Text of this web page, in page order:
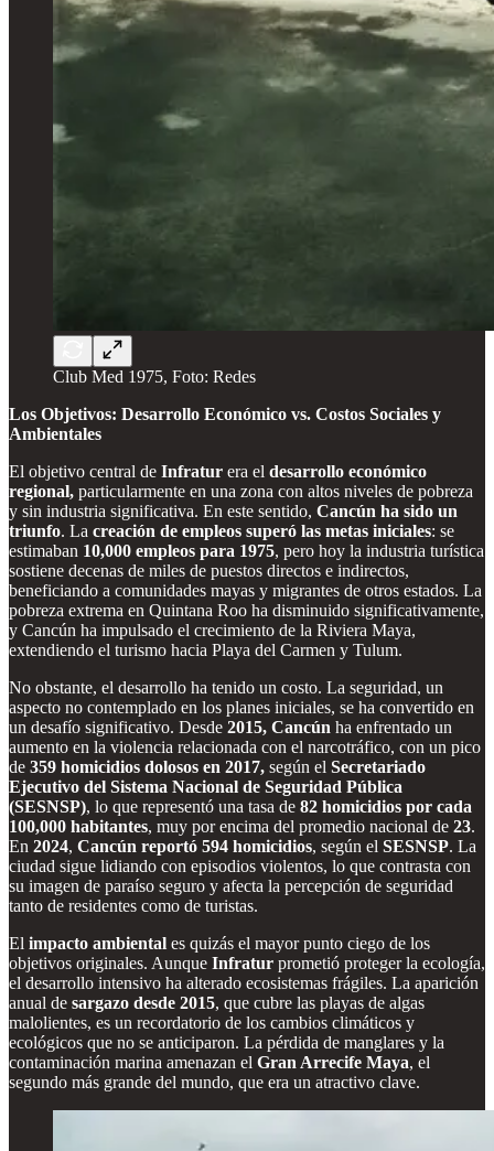
Club Med 1975, Foto: Redes
Los Objetivos: Desarrollo Económico vs. Costos Sociales y
Ambientales
El objetivo central de Infratur era el desarrollo económico
regional, particularmente en una zona con altos niveles de pobreza
y sin industria significativa. En este sentido, Cancún ha sido un
triunfo. La creación de empleos superó las metas iniciales: se
estimaban 10,000 empleos para 1975, pero hoy la industria turística
sostiene decenas de miles de puestos directos e indirectos,
beneficiando a comunidades mayas y migrantes de otros estados. La
pobreza extrema en Quintana Roo ha disminuido significativamente,
y Cancún ha impulsado el crecimiento de la Riviera Maya,
extendiendo el turismo hacia Playa del Carmen y Tulum.
No obstante, el desarrollo ha tenido un costo. La seguridad, un
aspecto no contemplado en los planes iniciales, se ha convertido en
un desafío significativo. Desde 2015, Cancún ha enfrentado un
aumento en la violencia relacionada con el narcotráfico, con un pico
de 359 homicidios dolosos en 2017, según el Secretariado
Ejecutivo del Sistema Nacional de Seguridad Pública
(SESNSP), lo que representó una tasa de 82 homicidios por cada
100,000 habitantes, muy por encima del promedio nacional de 23.
En 2024, Cancún reportó 594 homicidios, según el SESNSP. La
ciudad sigue lidiando con episodios violentos, lo que contrasta con
su imagen de paraíso seguro y afecta la percepción de seguridad
tanto de residentes como de turistas.
El impacto ambiental es quizás el mayor punto ciego de los
objetivos originales. Aunque Infratur prometió proteger la ecología,
el desarrollo intensivo ha alterado ecosistemas frágiles. La aparición
anual de sargazo desde 2015, que cubre las playas de algas
malolientes, es un recordatorio de los cambios climáticos y
ecológicos que no se anticiparon. La pérdida de manglares y la
contaminación marina amenazan el Gran Arrecife Maya, el
segundo más grande del mundo, que era un atractivo clave.